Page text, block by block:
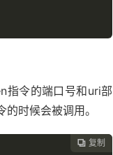
指令的端口号和uri部
时候会被调用。
 复制